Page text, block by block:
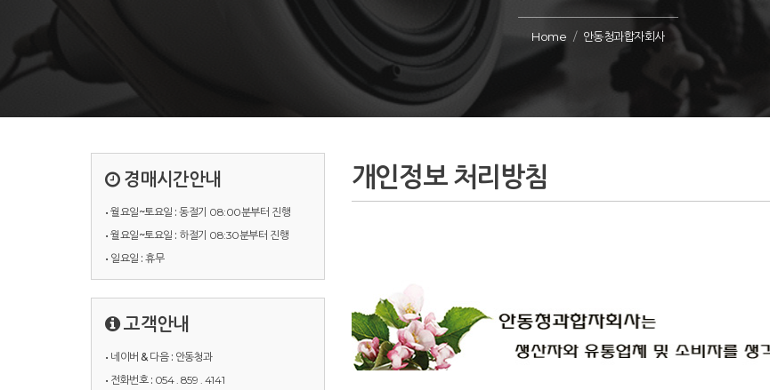
Home 안동청과합자회사
경매시간안내
• 월요일~토요일 : 동절기 08:00분부터 진행
• 월요일~토요일 : 하절기 08:30분부터 진행
• 일요일 : 휴무
고객안내
• 네이버 & 다음 : 안동청과
• 전화번호 : 054 . 859 . 4141
개인정보 처리방침